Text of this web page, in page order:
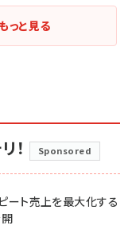
っと見る
！ Sponsored
ート売上を最大化する